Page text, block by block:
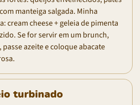
manteiga salgada. Minha
cream cheese + geleia de pimenta
Se for servir em um brunch,
azeite e coloque abacate
turbinado